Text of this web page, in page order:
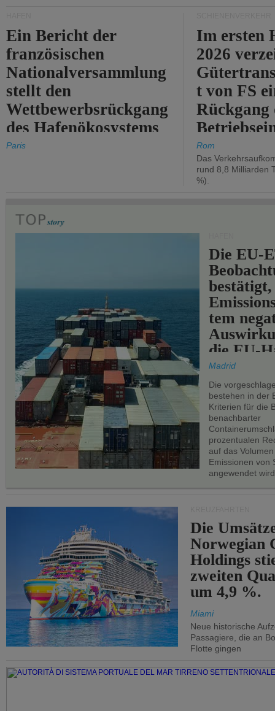
Ein Bericht der
französischen
Nationalversammlung
stellt den
Wettbewerbsrückgang
des Hafenökosystems
des Staates fest.
Paris
Im ersten
2026
t von FS
Rückgang
um 2,7 %.
Rom
Das
rund 8,8 Milliarden
%).
Die EU-
bestätigt,
tem
die EU-
Madrid
Die
bestehen in der
Kriterien für die
benachbarter
prozentualen
auf das
Emissionen von
angewendet
Die
Norwegian
Holdings
zweiten
um 4,9 %.
Miami
Neue historische
Passagiere, die an
Flotte gingen